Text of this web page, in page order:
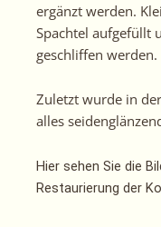
ergänzt werden.
Spachtel aufgefüllt
geschliffen werden.
Zuletzt wurde in
alles
Hier sehen Sie die
Restaurierung der